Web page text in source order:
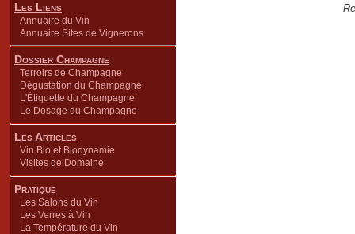
Les Liens
Annuaire du Vin
Annuaire Sites de Vignerons
Dossier Champagne
Terroirs de Champagne
Dégustation du Champagne
L'Étiquette du Champagne
Le Dosage du Champagne
Les Articles
Vin Bio et Biodynamie
Visites de Domaine
Pratique
Les Salons du Vin
Les Verres à Vin
La Température du Vin